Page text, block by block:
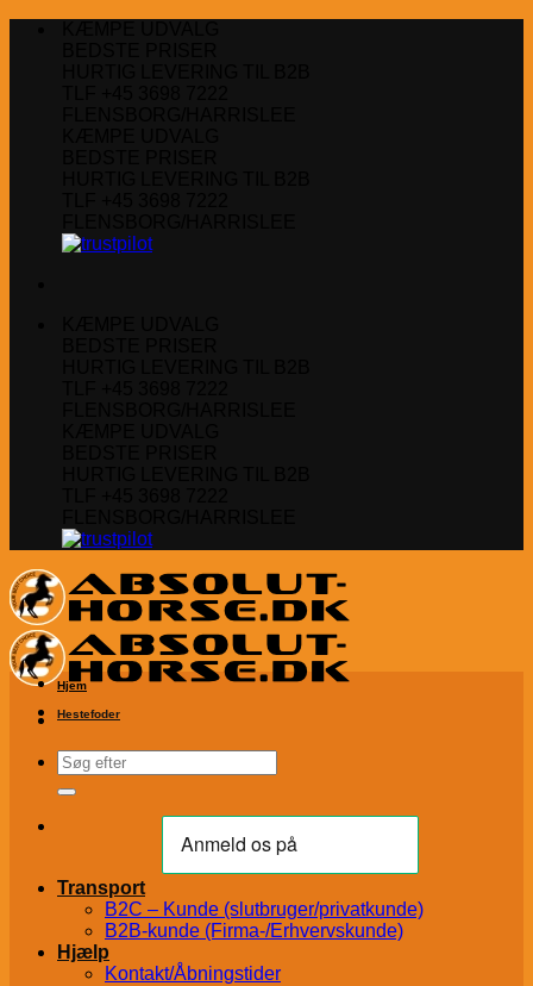
Søg
efter:
Transport
B2C – Kunde (slutbruger/privatkunde)
B2B-kunde (Firma-/Erhvervskunde)
Hjælp
Kontakt/Åbningstider
Hjem
Hestefoder